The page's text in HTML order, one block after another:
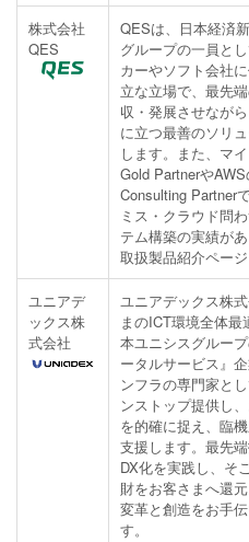
株式会社
QES
QESは、日本経済
グループの一員と
カーやソフト会社
立な立場で、最先
収・発展させなが
に立つ最善のソリ
します。また、マ
Gold Partnerや
Consulting Partner
ミス・クラウド問
テム構築の実績が
取扱製品紹介ページ
ユニアデ
ックス株
式会社
ユニアデックス株
まのICT環境全体最
本ユニシスグルー
ータルサービス』
ンフラの専門家と
ンストップ提供し
を的確に捉え、臨
支援します。最先
DX化を実践し、そ
財をお客さまへ還
変革と創造をお手
す。